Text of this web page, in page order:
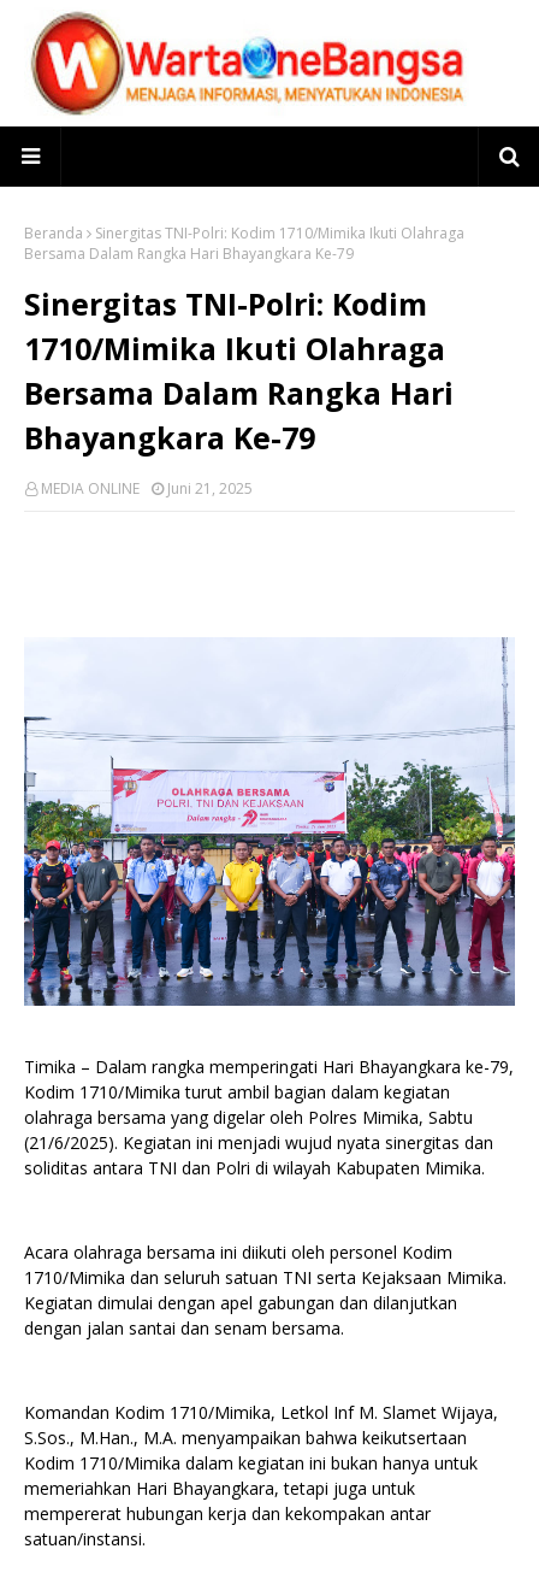
Beranda
Sinergitas TNI-Polri: Kodim 1710/Mimika Ikuti Olahraga
Bersama Dalam Rangka Hari Bhayangkara Ke-79
Sinergitas TNI-Polri: Kodim
1710/Mimika Ikuti Olahraga
Bersama Dalam Rangka Hari
Bhayangkara Ke-79
MEDIA ONLINE Juni 21, 2025
Timika – Dalam rangka memperingati Hari Bhayangkara ke-79,
Kodim 1710/Mimika turut ambil bagian dalam kegiatan
olahraga bersama yang digelar oleh Polres Mimika, Sabtu
(21/6/2025). Kegiatan ini menjadi wujud nyata sinergitas dan
soliditas antara TNI dan Polri di wilayah Kabupaten Mimika.
Acara olahraga bersama ini diikuti oleh personel Kodim
1710/Mimika dan seluruh satuan TNI serta Kejaksaan Mimika.
Kegiatan dimulai dengan apel gabungan dan dilanjutkan
dengan jalan santai dan senam bersama.
Komandan Kodim 1710/Mimika, Letkol Inf M. Slamet Wijaya,
S.Sos., M.Han., M.A. menyampaikan bahwa keikutsertaan
Kodim 1710/Mimika dalam kegiatan ini bukan hanya untuk
memeriahkan Hari Bhayangkara, tetapi juga untuk
mempererat hubungan kerja dan kekompakan antar
satuan/instansi.